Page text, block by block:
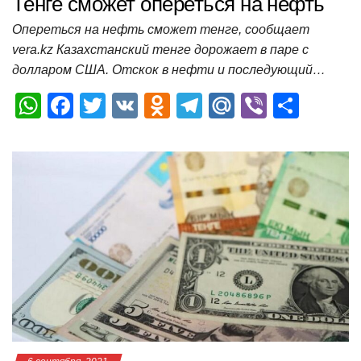
Опереться на нефть сможет тенге, сообщает
vera.kz Казахстанский тенге дорожает в паре с
долларом США. Отскок в нефти и последующий…
W
at
p
F
c
b
o
o
k
T
tt
er
V
O
n
o
kl
a
ss
ni
ki
T
e
gr
a
m
M
.R
u
Vi
er п
р
а
в
и
т
ь